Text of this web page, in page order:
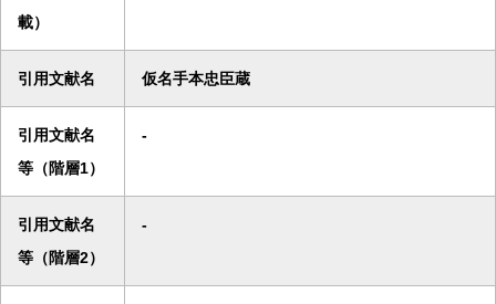
載）
引用文献名 仮名手本忠臣蔵
引用文献名
等（階層1）
-
引用文献名
等（階層2）
-